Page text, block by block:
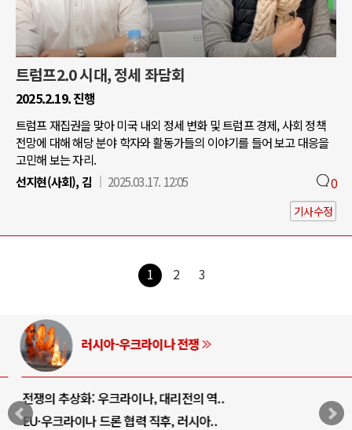
트럼프2.0 시대, 정세 좌담회
2025.2.19. 진행
트럼프 재집권을 맞아 미국 내외 정세 변화 및 트럼프 경제, 사회 정책
전망에 대해 해당 분야 학자와 활동가들의 이야기를 들어 보고 대응을
고민해 보는 자리.
선지현(사회), 김
2025.03.17. 12:05 0
기사수정
1 2 3
러시아-우크라이나 전쟁
전쟁의 추상화: 우크라이나, 대리전의 역..
EU·우크라이나 드론 협력 직후, 러시아..